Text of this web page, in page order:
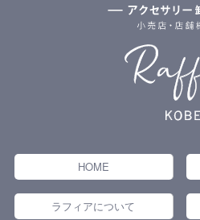
HOME
ラフィアについて